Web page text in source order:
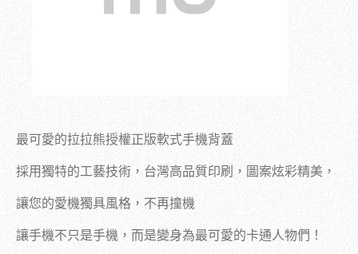
最可愛的拉拉熊授權正版軟式手機背蓋
採用獨特的工藝技術，台灣高品質印刷， 圖案炫彩精美，
讓您的愛機獨具風格，不再撞機
讓手機不只是手機，而是變身為最可愛的卡通人物們！